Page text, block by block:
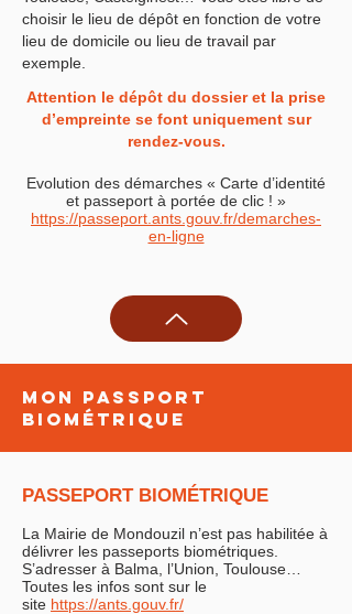
choisir le lieu de dépôt en fonction de votre
lieu de domicile ou lieu de travail par
exemple.
Attention le dépôt du dossier et la prise
d’empreinte se font uniquement sur
rendez-vous.
Evolution des démarches « Carte d’identité
et passeport à portée de clic ! »
https://passeport.ants.gouv.fr/demarches-
en-ligne
Mon passport
biométrique
PASSEPORT BIOMÉTRIQUE
La Mairie de Mondouzil n’est pas habilitée à
délivrer les passeports biométriques.
S’adresser à Balma, l’Union, Toulouse…
Toutes les infos sont sur le
site https://ants.gouv.fr/